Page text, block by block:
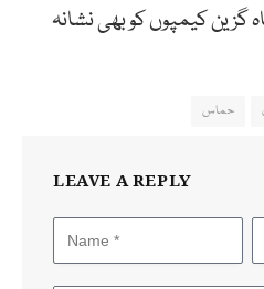
گزین کیمپوں کو بھی نشانہ
حماس
LEAVE A REPLY